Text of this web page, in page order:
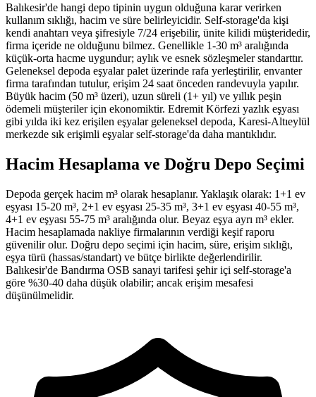
Balıkesir'de hangi depo tipinin uygun olduğuna karar verirken
kullanım sıklığı, hacim ve süre belirleyicidir. Self-storage'da kişi
kendi anahtarı veya şifresiyle 7/24 erişebilir, ünite kilidi müşteridedir,
firma içeride ne olduğunu bilmez. Genellikle 1-30 m³ aralığında
küçük-orta hacme uygundur; aylık ve esnek sözleşmeler standarttır.
Geleneksel depoda eşyalar palet üzerinde rafa yerleştirilir, envanter
firma tarafından tutulur, erişim 24 saat önceden randevuyla yapılır.
Büyük hacim (50 m³ üzeri), uzun süreli (1+ yıl) ve yıllık peşin
ödemeli müşteriler için ekonomiktir. Edremit Körfezi yazlık eşyası
gibi yılda iki kez erişilen eşyalar geleneksel depoda, Karesi-Altıeylül
merkezde sık erişimli eşyalar self-storage'da daha mantıklıdır.
Hacim Hesaplama ve Doğru Depo Seçimi
Depoda gerçek hacim m³ olarak hesaplanır. Yaklaşık olarak: 1+1 ev
eşyası 15-20 m³, 2+1 ev eşyası 25-35 m³, 3+1 ev eşyası 40-55 m³,
4+1 ev eşyası 55-75 m³ aralığında olur. Beyaz eşya ayrı m³ ekler.
Hacim hesaplamada nakliye firmalarının verdiği keşif raporu
güvenilir olur. Doğru depo seçimi için hacim, süre, erişim sıklığı,
eşya türü (hassas/standart) ve bütçe birlikte değerlendirilir.
Balıkesir'de Bandırma OSB sanayi tarifesi şehir içi self-storage'a
göre %30-40 daha düşük olabilir; ancak erişim mesafesi
düşünülmelidir.